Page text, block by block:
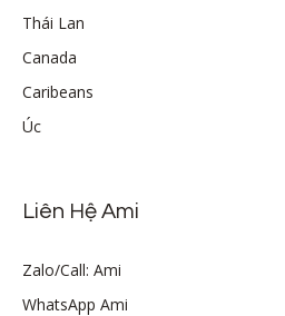
Thái Lan
Canada
Caribeans
Úc
Liên Hệ Ami
Zalo/Call: Ami
WhatsApp Ami